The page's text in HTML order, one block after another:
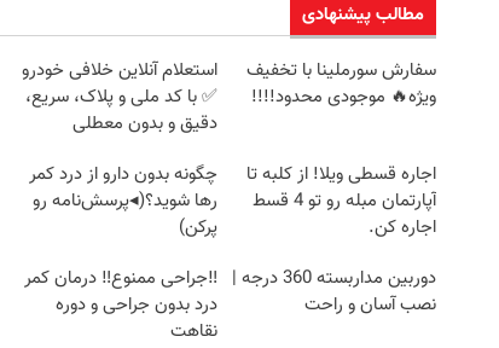
مطالب پیشنهادی
سفارش سورملینا با تخفیف
ویژه🔥 موجودی محدود!!!!
استعلام آنلاین خلافی خودرو
✅ با کد ملی و پلاک، سریع،
دقیق و بدون معطلی
اجاره‌ قسطی ویلا! از کلبه تا
آپارتمان مبله رو تو 4 قسط
اجاره کن.
چگونه بدون دارو از درد کمر
رها شوید؟(◂پرسش‌نامه رو
پرکن)
دوربین مداربسته 360 درجه |
نصب آسان و راحت
‼️جراحی ممنوع‼️ درمان کمر
درد بدون جراحی و دوره
نقاهت